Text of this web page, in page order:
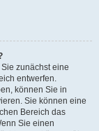
zunächst eine
entwerfen.
können Sie in
Sie können eine
Bereich das
Sie einen